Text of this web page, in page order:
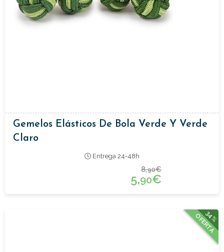
Gemelos Elásticos De Bola Verde Y Verde
Claro
Entrega 24-48h
8,90€
5,90€
34%
OFERTA